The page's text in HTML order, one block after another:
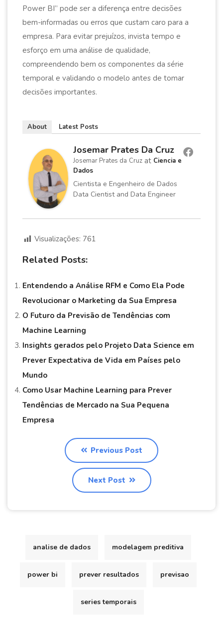
Power BI” pode ser a diferença entre decisões
bem-informadas ou erros que custam caro para a
empresa. Para evitar prejuízos, invista tempo e
esforço em uma análise de qualidade,
compreendendo bem os componentes da série
temporal e validando o modelo antes de tomar
decisões importantes.
About Latest Posts
Josemar Prates Da Cruz
Josemar Prates da Cruzat Ciencia e
Dados
Cientista e Engenheiro de Dados
Data Cientist and Data Engineer
Visualizações: 761
Related Posts:
Entendendo a Análise RFM e Como Ela Pode
Revolucionar o Marketing da Sua Empresa
O Futuro da Previsão de Tendências com
Machine Learning
Insights gerados pelo Projeto Data Science em
Prever Expectativa de Vida em Países pelo
Mundo
Como Usar Machine Learning para Prever
Tendências de Mercado na Sua Pequena
Empresa
Previous Post
Next Post
analise de dados modelagem preditiva
power bi prever resultados previsao
series temporais